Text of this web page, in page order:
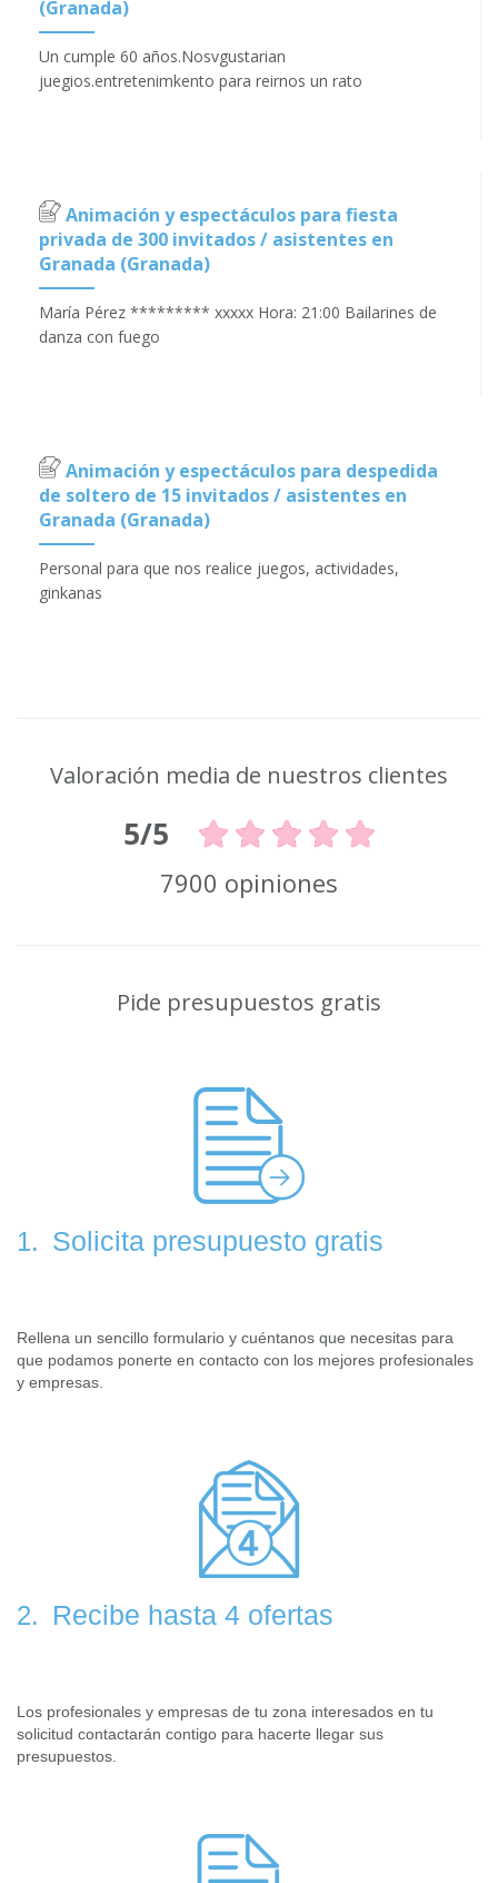
(Granada)
Un cumple 60 años.Nosvgustarian
juegios.entretenimkento para reirnos un rato
Animación y espectáculos para fiesta
privada de 300 invitados / asistentes en
Granada (Granada)
María Pérez ********* xxxxx Hora: 21:00 Bailarines de
danza con fuego
Animación y espectáculos para despedida
de soltero de 15 invitados / asistentes en
Granada (Granada)
Personal para que nos realice juegos, actividades,
ginkanas
Valoración media de nuestros clientes
5/5
7900 opiniones
Pide presupuestos gratis
1. Solicita presupuesto gratis
Rellena un sencillo formulario y cuéntanos que necesitas para
que podamos ponerte en contacto con los mejores profesionales
y empresas.
2. Recibe hasta 4 ofertas
Los profesionales y empresas de tu zona interesados en tu
solicitud contactarán contigo para hacerte llegar sus
presupuestos.